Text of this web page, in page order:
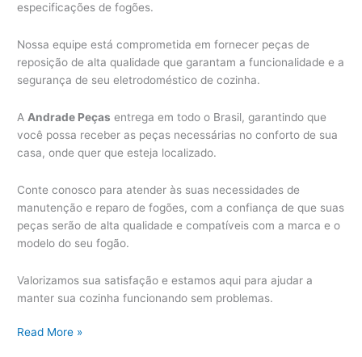
especificações de fogões.
Nossa equipe está comprometida em fornecer peças de
reposição de alta qualidade que garantam a funcionalidade e a
segurança de seu eletrodoméstico de cozinha.
A Andrade Peças entrega em todo o Brasil, garantindo que
você possa receber as peças necessárias no conforto de sua
casa, onde quer que esteja localizado.
Conte conosco para atender às suas necessidades de
manutenção e reparo de fogões, com a confiança de que suas
peças serão de alta qualidade e compatíveis com a marca e o
modelo do seu fogão.
Valorizamos sua satisfação e estamos aqui para ajudar a
manter sua cozinha funcionando sem problemas.
Peças
Read More »